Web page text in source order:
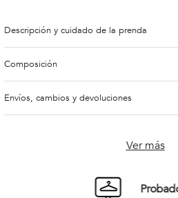
Descripción y cuidado de la prenda
Composición
Envíos, cambios y devoluciones
Ver más